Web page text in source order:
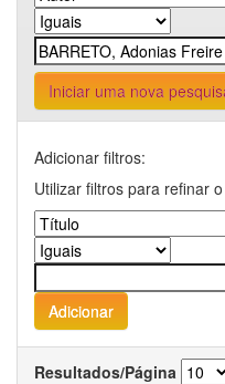
Iniciar uma nova
Adicionar filtros:
Utilizar filtros para refinar
Resultados/Página